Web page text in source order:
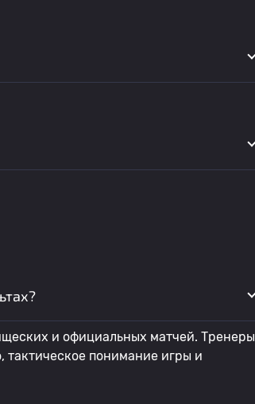
и официальных матчей. Тренеры
тактическое понимание игры и